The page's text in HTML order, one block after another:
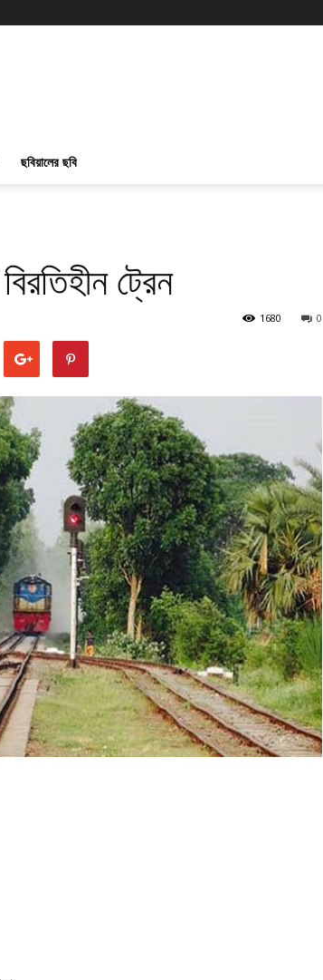
ছবিয়ালের ছবি
ট্রেন
0
1680